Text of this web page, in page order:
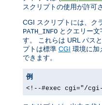
スクリプトの使用が許可
CGI スクリプトには、ク
PATH_INFO とクエリー
す。 これらは URL パス
プトは標準 CGI 環境に加
できます。
例
<!--#exec cgi="/